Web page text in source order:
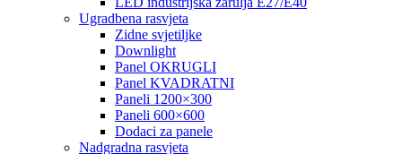
Ugradbena rasvjeta
Zidne svjetiljke
Downlight
Panel OKRUGLI
Panel KVADRATNI
Paneli 1200×300
Paneli 600×600
Dodaci za panele
Nadgradna rasvjeta